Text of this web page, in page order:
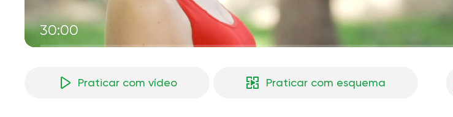
30:00 floresta da primavera
Praticar com vídeo Praticar com esquema